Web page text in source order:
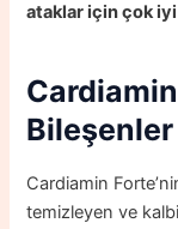
ataklar için çok
Bileşenler
Cardiamin
temizleyen ve